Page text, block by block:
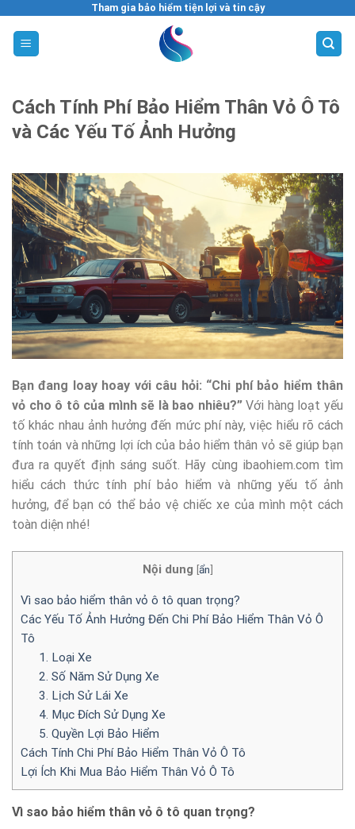
content
Tham gia bảo hiểm tiện lợi và tin cậy
Cách Tính Phí Bảo Hiểm Thân Vỏ Ô Tô
và Các Yếu Tố Ảnh Hưởng
Bạn đang loay hoay với câu hỏi: “Chi phí bảo hiểm thân
vỏ cho ô tô của mình sẽ là bao nhiêu?”Với hàng loạt yếu
tố khác nhau ảnh hưởng đến mức phí này, việc hiểu rõ cách
tính toán và những lợi ích của bảo hiểm thân vỏ sẽ giúp bạn
đưa ra quyết định sáng suốt. Hãy cùng ibaohiem.com tìm
hiểu cách thức tính phí bảo hiểm và những yếu tố ảnh
hưởng, để bạn có thể bảo vệ chiếc xe của mình một cách
toàn diện nhé!
Nội dung [ẩn]
Vì sao bảo hiểm thân vỏ ô tô quan trọng?
Các Yếu Tố Ảnh Hưởng Đến Chi Phí Bảo Hiểm Thân Vỏ Ô
Tô
1. Loại Xe
2. Số Năm Sử Dụng Xe
3. Lịch Sử Lái Xe
4. Mục Đích Sử Dụng Xe
5. Quyền Lợi Bảo Hiểm
Cách Tính Chi Phí Bảo Hiểm Thân Vỏ Ô Tô
Lợi Ích Khi Mua Bảo Hiểm Thân Vỏ Ô Tô
Vì sao bảo hiểm thân vỏ ô tô quan trọng?